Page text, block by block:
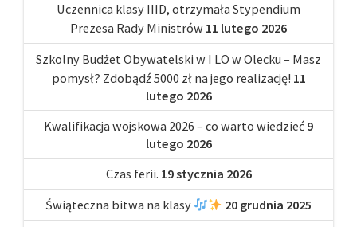
Uczennica klasy IIID, otrzymała Stypendium
Prezesa Rady Ministrów 11 lutego 2026
Szkolny Budżet Obywatelski w I LO w Olecku – Masz
pomysł? Zdobądź 5000 zł na jego realizację! 11
lutego 2026
Kwalifikacja wojskowa 2026 – co warto wiedzieć 9
lutego 2026
Czas ferii. 19 stycznia 2026
Świąteczna bitwa na klasy
20 grudnia 2025